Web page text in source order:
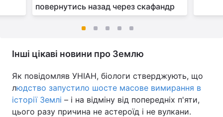
повернутись назад через скафандр
Інші цікаві новини про Землю
Як повідомляв УНІАН, біологи стверджують, що
людство запустило шосте масове вимирання в
історії Землі – і на відміну від попередніх п'яти,
цього разу причина не астероїд і не вулкани.